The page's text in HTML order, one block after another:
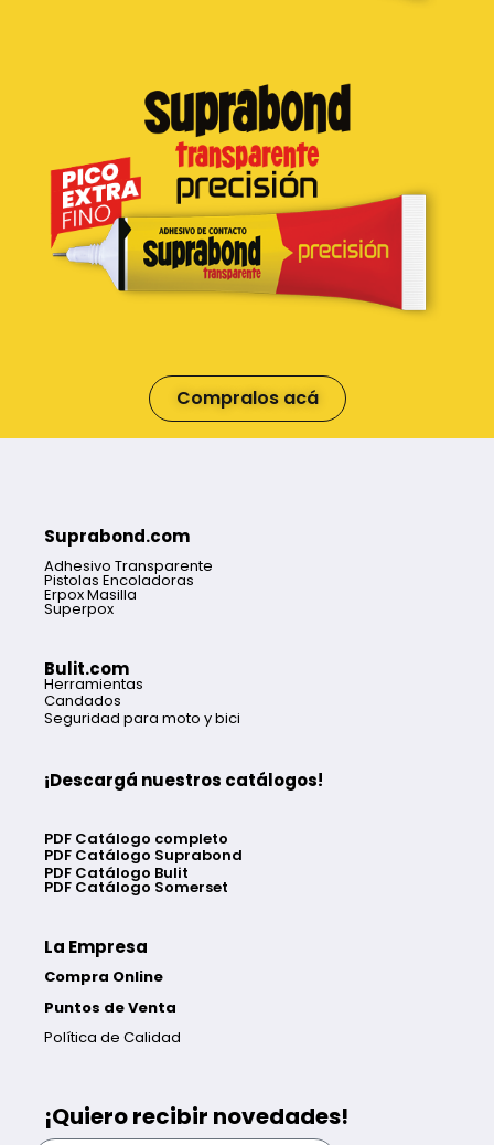
Compralos acá
Suprabond.com
Adhesivo Transparente
Pistolas Encoladoras
Erpox Masilla
Superpox
Bulit.com
Herramientas
Candados
Seguridad para moto y bici
¡Descargá nuestros catálogos!
PDF Catálogo completo
PDF Catálogo Suprabond
PDF Catálogo Bulit
PDF Catálogo Somerset
La Empresa
Compra Online
Puntos de Venta
Política de Calidad
¡Quiero recibir novedades!